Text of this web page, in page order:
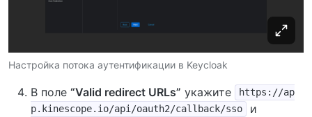
Настройка потока аутентификации в Keycloak
В поле “Valid redirect URLs” укажите
https://ap
p.kinescope.io/api/oauth2/callback/sso
и